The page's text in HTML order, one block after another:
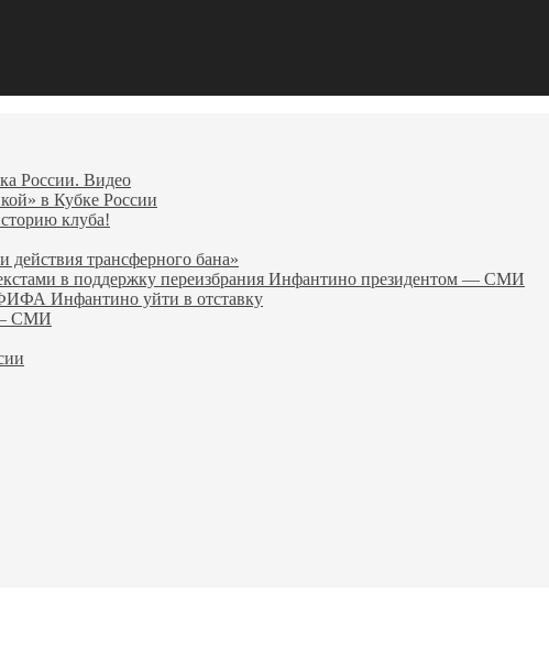
России. Видео
в Кубке России
клуба!
трансферного бана»
в поддержку переизбрания Инфантино президентом — СМИ
Инфантино уйти в отставку
— СМИ